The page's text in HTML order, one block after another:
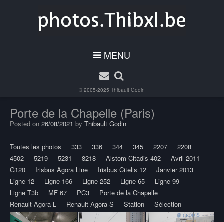
MENU
© 2005-2025 Thibault Godin
Porte de la Chapelle (Paris)
Posted on 26/08/2021 by Thibault Godin
Toutes les photos 333 336 344 345 2207
2208
4502
5219 5231 8218 Alstom Citadis 402
Avril 2011
G120
Irisbus Agora Line Irisbus Citelis 12
Janvier 2013
Ligne 12
Ligne 166 Ligne 252 Ligne 65
Ligne 99
Ligne T3b
MF 67 PC3
Porte de la Chapelle
Renault Agora L
Renault Agora S Station Sélection